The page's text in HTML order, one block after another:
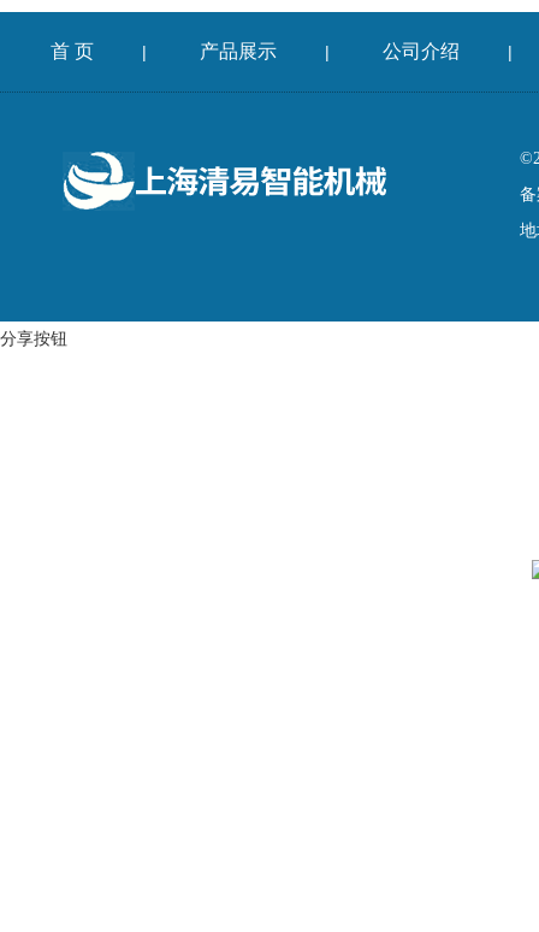
首 页 | 产品展示 | 公司介绍 |
备
分享按钮